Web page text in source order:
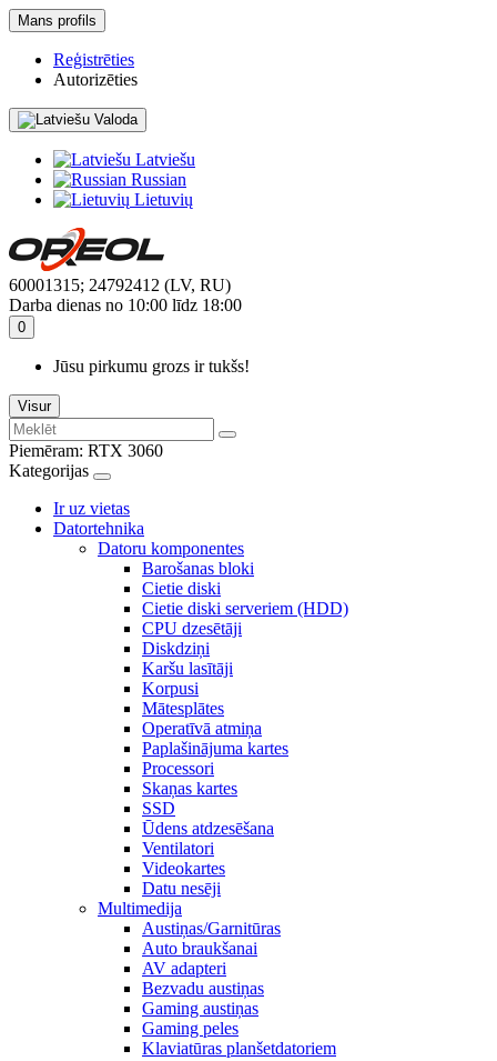
Mans profils
Reģistrēties
Autorizēties
Valoda
Latviešu
Russian
Lietuvių
60001315; 24792412 (LV, RU)
Darba dienas no 10:00 līdz 18:00
0
Jūsu pirkumu grozs ir tukšs!
Visur
Piemēram: RTX 3060
Kategorijas
Ir uz vietas
Datortehnika
Datoru komponentes
Barošanas bloki
Cietie diski
Cietie diski serveriem (HDD)
CPU dzesētāji
Diskdziņi
Karšu lasītāji
Korpusi
Mātesplātes
Operatīvā atmiņa
Paplašinājuma kartes
Processori
Skaņas kartes
SSD
Ūdens atdzesēšana
Ventilatori
Videokartes
Datu nesēji
Multimedija
Austiņas/Garnitūras
Auto braukšanai
AV adapteri
Bezvadu austiņas
Gaming austiņas
Gaming peles
Klaviatūras planšetdatoriem